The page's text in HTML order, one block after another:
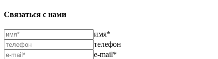
Связаться с нами
имя*
телефон
e-mail*